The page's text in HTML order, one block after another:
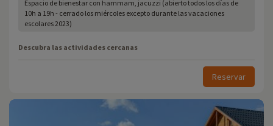
Espacio de bienestar con hammam, jacuzzi (abierto todos los días de
10h a 19h - cerrado los miércoles excepto durante las vacaciones
escolares 2023)
Descubra las actividades cercanas
Reservar